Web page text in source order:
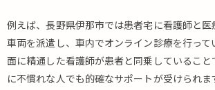
例えば、長野県伊那市では患者宅に看護師と医
車両を派遣し、車内でオンライン診療を行って
面に精通した看護師が患者と同乗していること
に不慣れな人でも的確なサポートが受けられま